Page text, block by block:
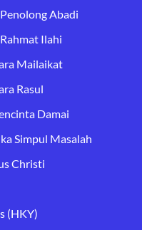
Abadi
Ilahi
Mailaikat
Rasul
Damai
Simpul Masalah
Christi
(HKY)